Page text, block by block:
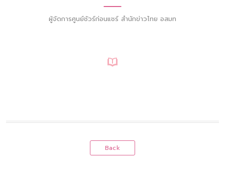
ผู้จัดการศูนย์ชัวร์ก่อนแชร์ สำนักข่าวไทย อสมท
Back